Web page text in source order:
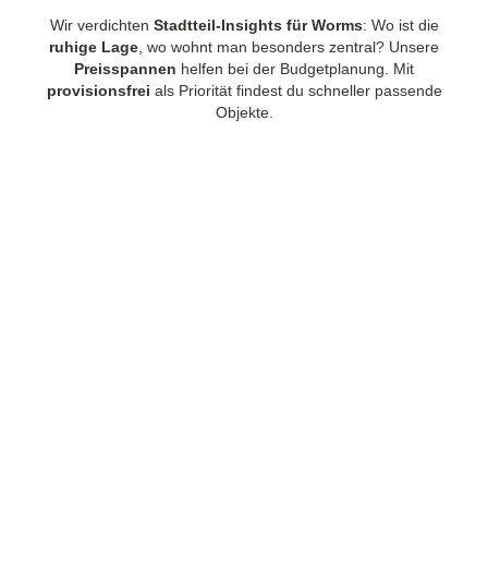
Wir verdichten Stadtteil-Insights für Worms: Wo ist die
ruhige Lage, wo wohnt man besonders zentral? Unsere
Preisspannen helfen bei der Budgetplanung. Mit
provisionsfrei als Priorität findest du schneller passende
Objekte.